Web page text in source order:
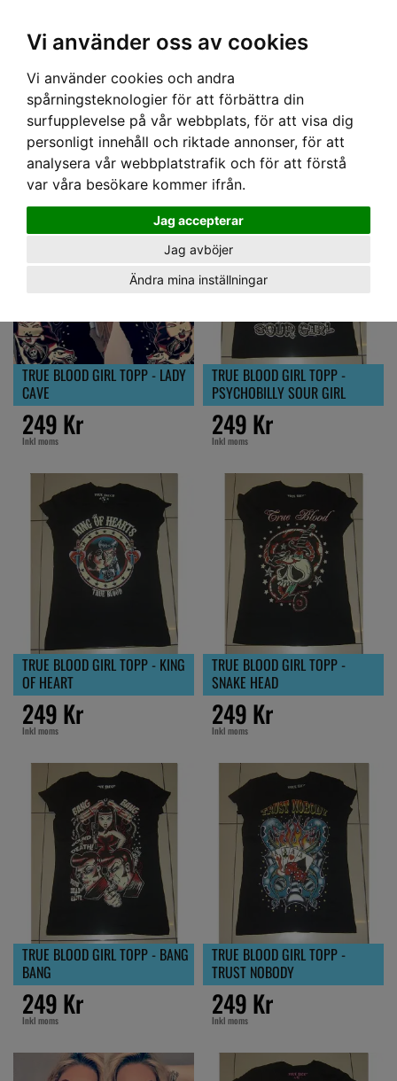
Vi använder oss av cookies
Vi använder cookies och andra
spårningsteknologier för att förbättra din
surfupplevelse på vår webbplats, för att visa dig
personligt innehåll och riktade annonser, för att
analysera vår webbplatstrafik och för att förstå
var våra besökare kommer ifrån.
Jag accepterar
Jag avböjer
Ändra mina inställningar
Hem› TRUE BLOOD CO
TRUE BLOOD CO
TRUE BLOOD GIRL TOPP - LADY
CAVE
249 Kr
Inkl moms
TRUE BLOOD GIRL TOPP -
PSYCHOBILLY SOUR GIRL
249 Kr
Inkl moms
TRUE BLOOD GIRL TOPP - KING
OF HEART
249 Kr
Inkl moms
TRUE BLOOD GIRL TOPP -
SNAKE HEAD
249 Kr
Inkl moms
TRUE BLOOD GIRL TOPP - BANG
BANG
249 Kr
Inkl moms
TRUE BLOOD GIRL TOPP -
TRUST NOBODY
249 Kr
Inkl moms